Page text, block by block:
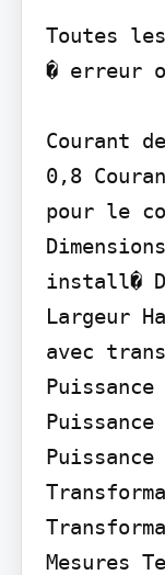
Toutes
� erreur
Courant
0,8
pour le
install�
Largeur
avec
Mesures